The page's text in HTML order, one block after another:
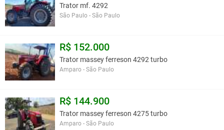
Trator mf. 4292
São Paulo - São Paulo
R$ 152.000
Trator massey ferreson 4292 turbo
Amparo - São Paulo
R$ 144.900
Trator massey ferreson 4275 turbo
Amparo - São Paulo